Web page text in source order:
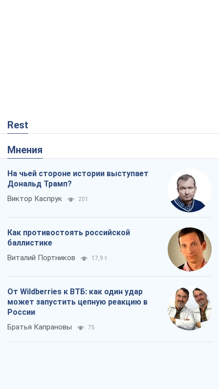
Rest
Мнения
На чьей стороне истории выступает
Дональд Трамп?
Виктор Каспрук 201
Как противостоять российской
баллистике
Виталий Портников 17,9 т.
От Wildberries к ВТБ: как один удар
может запустить цепную реакцию в
России
Братья Капрановы 75